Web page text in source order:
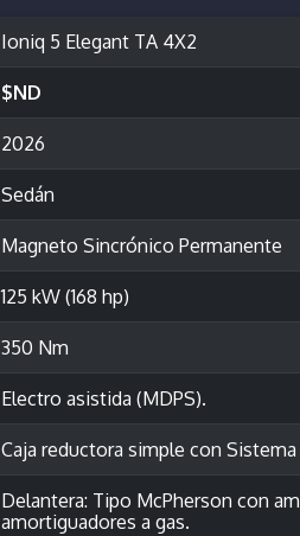
Ioniq 5 Elegant TA 4X2
$ND
2026
Sedán
Magneto Sincrónico Permanente
125 kW (168 hp)
350 Nm
Electro asistida (MDPS).
Caja reductora simple con
Delantera: Tipo McPherson con
amortiguadores a gas.